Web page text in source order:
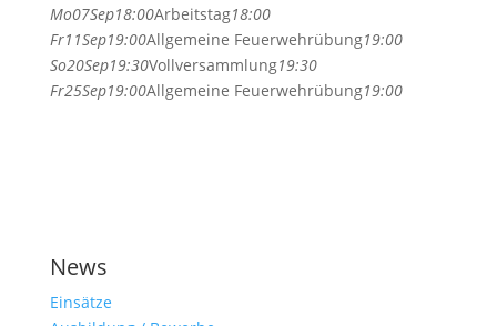
Mo07Sep18:00Arbeitstag18:00
Fr11Sep19:00Allgemeine Feuerwehrübung19:00
So20Sep19:30Vollversammlung19:30
Fr25Sep19:00Allgemeine Feuerwehrübung19:00
News
Einsätze